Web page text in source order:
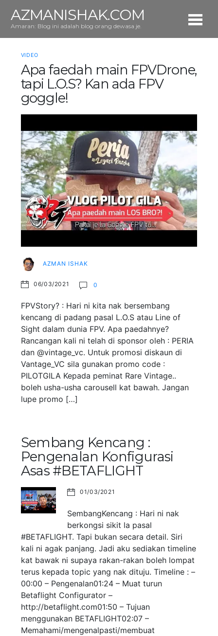
AZMANISHAK.COM
Amaran: Blog ini adalah blog orang dewasa je.
VIDEO
Apa faedah main FPVDrone,
tapi L.O.S? Kan ada FPV
goggle!
AZMAN ISHAK
06/03/2021 0
FPVStory? : Hari ni kita nak bersembang
kencang di padang pasal L.O.S atau Line of
Sight dalam dunia FPV. Apa paedahnye?
Rancangan kali ni telah di sponsor oleh : PERIA
dan @vintage_vc. Untuk promosi diskaun di
Vantage_VC sila gunakan promo code :
PILOTGILA Kepada peminat Rare Vintage..
boleh usha-usha carousell kat bawah. Jangan
lupe promo […]
Sembang Kencang :
Pengenalan Konfigurasi
Asas #BETAFLIGHT
01/03/2021
SembangKencang : Hari ni nak
berkongsi sikit la pasal
#BETAFLIGHT. Tapi bukan secara detail. Siri
kali ni agak panjang. Jadi aku sediakan timeline
kat bawak ni supaya rakan-rakan boleh lompat
terus kepada topic yang nak dituju. Timeline : –
00:00 – Pengenalan01:24 – Muat turun
Betaflight Configurator –
http://betaflight.com01:50 – Tujuan
menggunakan BETAFLIGHT02:07 –
Memahami/mengenalpasti/membuat